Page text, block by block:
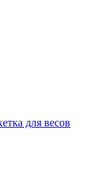
для весов